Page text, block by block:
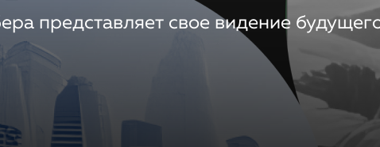
представляет свое видение